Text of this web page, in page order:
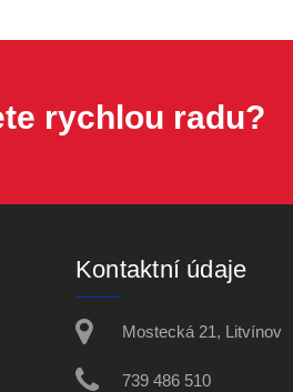
rychlou radu?
Kontaktní údaje
Mostecká 21, Litvínov
739 486 510